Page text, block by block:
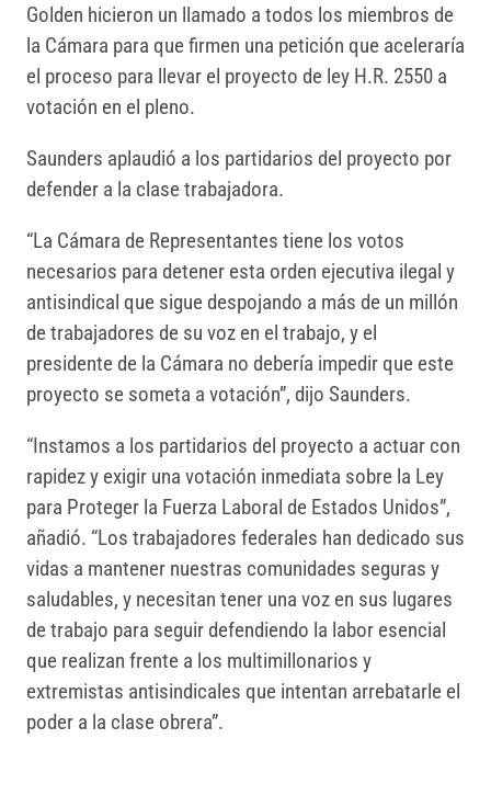
Golden hicieron un llamado a todos los miembros de
la Cámara para que firmen una petición que aceleraría
el proceso para llevar el proyecto de ley H.R. 2550 a
votación en el pleno.
Saunders aplaudió a los partidarios del proyecto por
defender a la clase trabajadora.
“La Cámara de Representantes tiene los votos
necesarios para detener esta orden ejecutiva ilegal y
antisindical que sigue despojando a más de un millón
de trabajadores de su voz en el trabajo, y el
presidente de la Cámara no debería impedir que este
proyecto se someta a votación”, dijo Saunders.
“Instamos a los partidarios del proyecto a actuar con
rapidez y exigir una votación inmediata sobre la Ley
para Proteger la Fuerza Laboral de Estados Unidos”,
añadió. “Los trabajadores federales han dedicado sus
vidas a mantener nuestras comunidades seguras y
saludables, y necesitan tener una voz en sus lugares
de trabajo para seguir defendiendo la labor esencial
que realizan frente a los multimillonarios y
extremistas antisindicales que intentan arrebatarle el
poder a la clase obrera”.